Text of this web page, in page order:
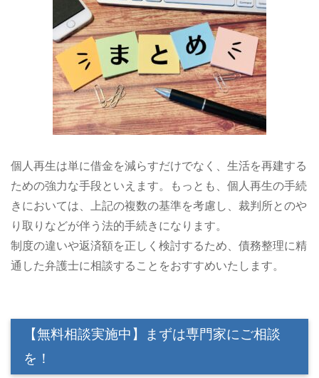
個人再生は単に借金を減らすだけでなく、生活を再建する
ための強力な手段といえます。もっとも、個人再生の手続
きにおいては、上記の複数の基準を考慮し、裁判所とのや
り取りなどが伴う法的手続きになります。
制度の違いや返済額を正しく検討するため、債務整理に精
通した弁護士に相談することをおすすめいたします。
【無料相談実施中】まずは専門家にご相談
を！